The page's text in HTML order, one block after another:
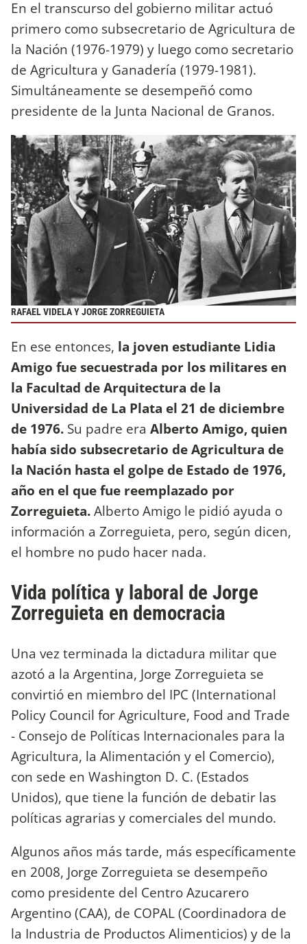
En el transcurso del gobierno militar actuó
primero como subsecretario de Agricultura de
la Nación (1976-1979) y luego como secretario
de Agricultura y Ganadería (1979-1981).
Simultáneamente se desempeñó como
presidente de la Junta Nacional de Granos.​
RAFAEL VIDELA Y JORGE ZORREGUIETA
En ese entonces, la joven estudiante Lidia
Amigo fue secuestrada por los militares en
la Facultad de Arquitectura de la
Universidad de La Plata el 21 de diciembre
de 1976. Su padre era Alberto Amigo, quien
había sido subsecretario de Agricultura de
la Nación hasta el golpe de Estado de 1976,
año en el que fue reemplazado por
Zorreguieta.Alberto Amigo le pidió ayuda o
información a Zorreguieta, pero, según dicen,
el hombre no pudo hacer nada.
Vida política y laboral de Jorge
Zorreguieta en democracia
Una vez terminada la dictadura militar que
azotó a la Argentina, Jorge Zorreguieta se
convirtió en miembro del IPC (International
Policy Council for Agriculture, Food and Trade
- Consejo de Políticas Internacionales para la
Agricultura, la Alimentación y el Comercio),
con sede en Washington D. C. (Estados
Unidos), que tiene la función de debatir las
políticas agrarias y comerciales del mundo.
Algunos años más tarde, más específicamente
en 2008, Jorge Zorreguieta se desempeño
como presidente del Centro Azucarero
Argentino (CAA), de COPAL (Coordinadora de
la Industria de Productos Alimenticios) y de la